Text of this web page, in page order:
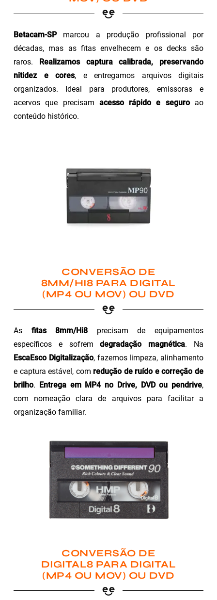
Betacam-SPmarcou a produção profissional por
décadas, mas as fitas envelhecem e os decks são
raros.
Realizamos captura calibrada, preservando
nitidez e cores, e entregamos arquivos digitais
organizados. Ideal para produtores, emissoras e
acervos que precisam acesso rápido e seguroao
conteúdo histórico.
CONVERSÃO DE
8MM/HI8 PARA DIGITAL
(MP4 OU MOV) OU DVD
As fitas 8mm/Hi8 precisam de equipamentos
específicos e sofremdegradação magnética. Na
EscaEsco Digitalização, fazemos limpeza, alinhamento
e captura estável, com redução de ruído e correção de
brilho. Entrega em MP4 no Drive, DVD ou pendrive,
com nomeação clara de arquivos para facilitar a
organização familiar.
CONVERSÃO DE
DIGITAL8 PARA DIGITAL
(MP4 OU MOV) OU DVD